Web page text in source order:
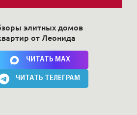
Вы соглашаетесь c политикой сайта
элитных домов
от Леонида
ЧИТАТЬ MAX
ЧИТАТЬ ТЕЛЕГРАМ